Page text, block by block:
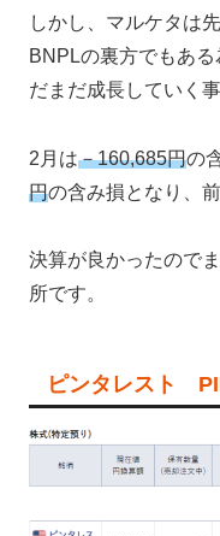
しかし、マルケタは
BNPLの裏方でもあ
だまだ成長していく事
2月は－160,685円の
円の含み損となり、
決算が良かったので
所です。
ピンタレスト